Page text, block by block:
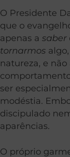
O Presidente
que o
apenas a saber
tornarmos
natureza, e
ser
modéstia.
discipulado
aparências.
O próprio